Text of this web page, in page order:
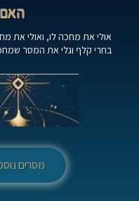
האם
אולי את מחכה לו, ואולי את
בחרי קלף וגלי את המסר
מסרים